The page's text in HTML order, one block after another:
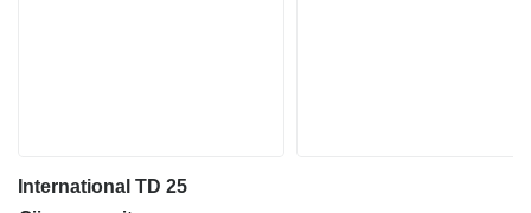
International TD 25